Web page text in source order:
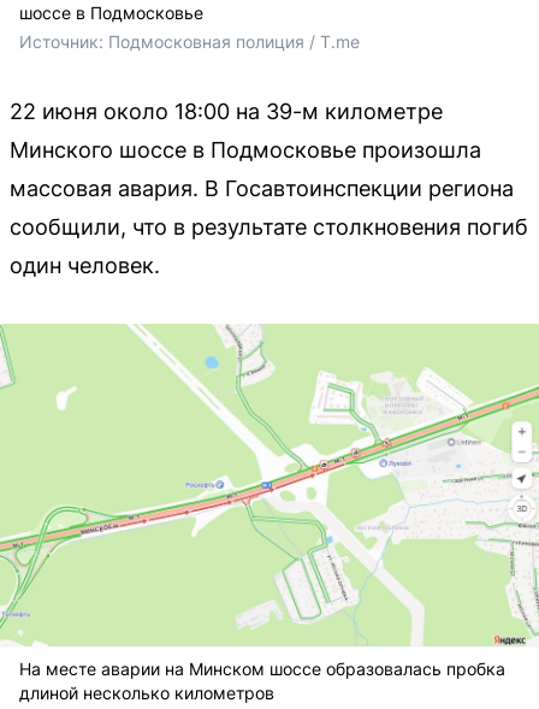
шоссе в Подмосковье
Источник: Подмосковная полиция / T.me
22 июня около 18:00 на 39-м километре
Минского шоссе в Подмосковье произошла
массовая авария. В Госавтоинспекции региона
сообщили, что в результате столкновения погиб
один человек.
На месте аварии на Минском шоссе образовалась пробка
длиной несколько километров